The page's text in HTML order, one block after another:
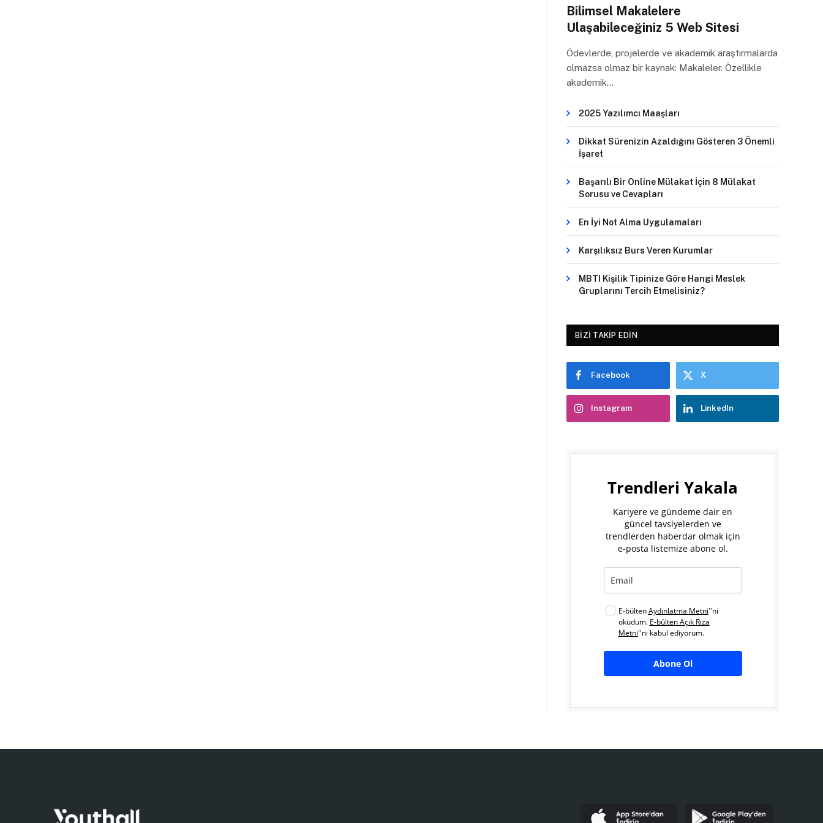
Bilimsel Makalelere
Ulaşabileceğiniz 5 Web Sitesi
Ödevlerde, projelerde ve akademik araştırmalarda
olmazsa olmaz bir kaynak: Makaleler. Özellikle
akademik…
2025 Yazılımcı Maaşları
Dikkat Sürenizin Azaldığını Gösteren 3 Önemli
İşaret
Başarılı Bir Online Mülakat İçin 8 Mülakat
Sorusu ve Cevapları
En İyi Not Alma Uygulamaları
Karşılıksız Burs Veren Kurumlar
MBTI Kişilik Tipinize Göre Hangi Meslek
Gruplarını Tercih Etmelisiniz?
BIZI TAKIP EDIN
Facebook X
Instagram LinkedIn
Trendleri Yakala
Kariyere ve gündeme dair en
güncel tavsiyelerden ve
trendlerden haberdar olmak için
e-posta listemize abone ol.
E-bültenAydınlatma Metni''ni
okudum. E-bülten Açık Rıza
Metni''ni kabul ediyorum.
Abone Ol